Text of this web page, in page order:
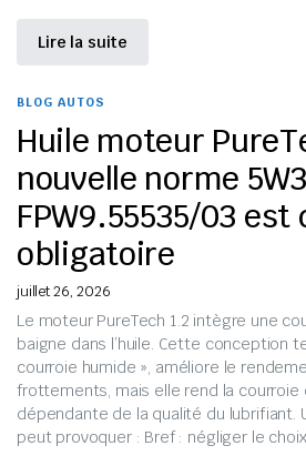
Lire la suite
BLOG AUTOS
Huile moteur
nouvelle norme
FPW9.55535/03
obligatoire
juillet 26, 2026
Le moteur PureTech 1.2 intègre une
baigne dans l’huile. Cette conception
courroie humide », améliore le
frottements, mais elle rend la
dépendante de la qualité du lubrifiant.
peut provoquer : Bref : négliger le choix